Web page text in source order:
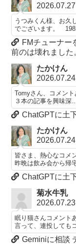
うつみくん様、お久
でございます。
FMチューナー
前のは壊れました
たかけん
Tomyさん、コメン
３本の記事を興味深...
ChatGPTに土
たかけん
皆さま、熱心なコメ
昨晩は飲み会から帰
ChatGPTに土
菊水牛乳
眠り猫さんコメント
言って、連投しても
Geminiに相談